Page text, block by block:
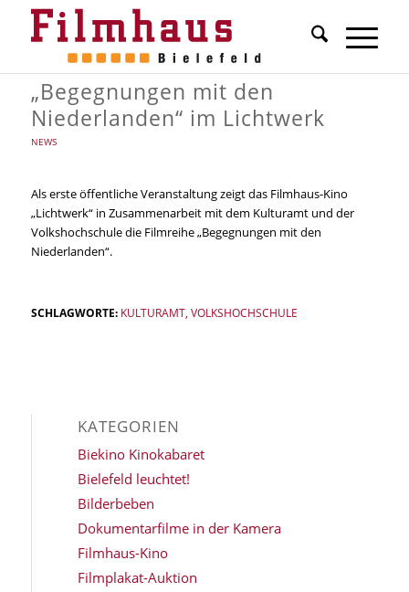
„Begegnungen mit den
Niederlanden“ im Lichtwerk
NEWS
Als erste öffentliche Veranstaltung zeigt das Filmhaus-Kino
„Lichtwerk“ in Zusammenarbeit mit dem Kulturamt und der
Volkshochschule die Filmreihe „Begegnungen mit den
Niederlanden“.
SCHLAGWORTE: KULTURAMT, VOLKSHOCHSCHULE
KATEGORIEN
Biekino Kinokabaret
Bielefeld leuchtet!
Bilderbeben
Dokumentarfilme in der Kamera
Filmhaus-Kino
Filmplakat-Auktion